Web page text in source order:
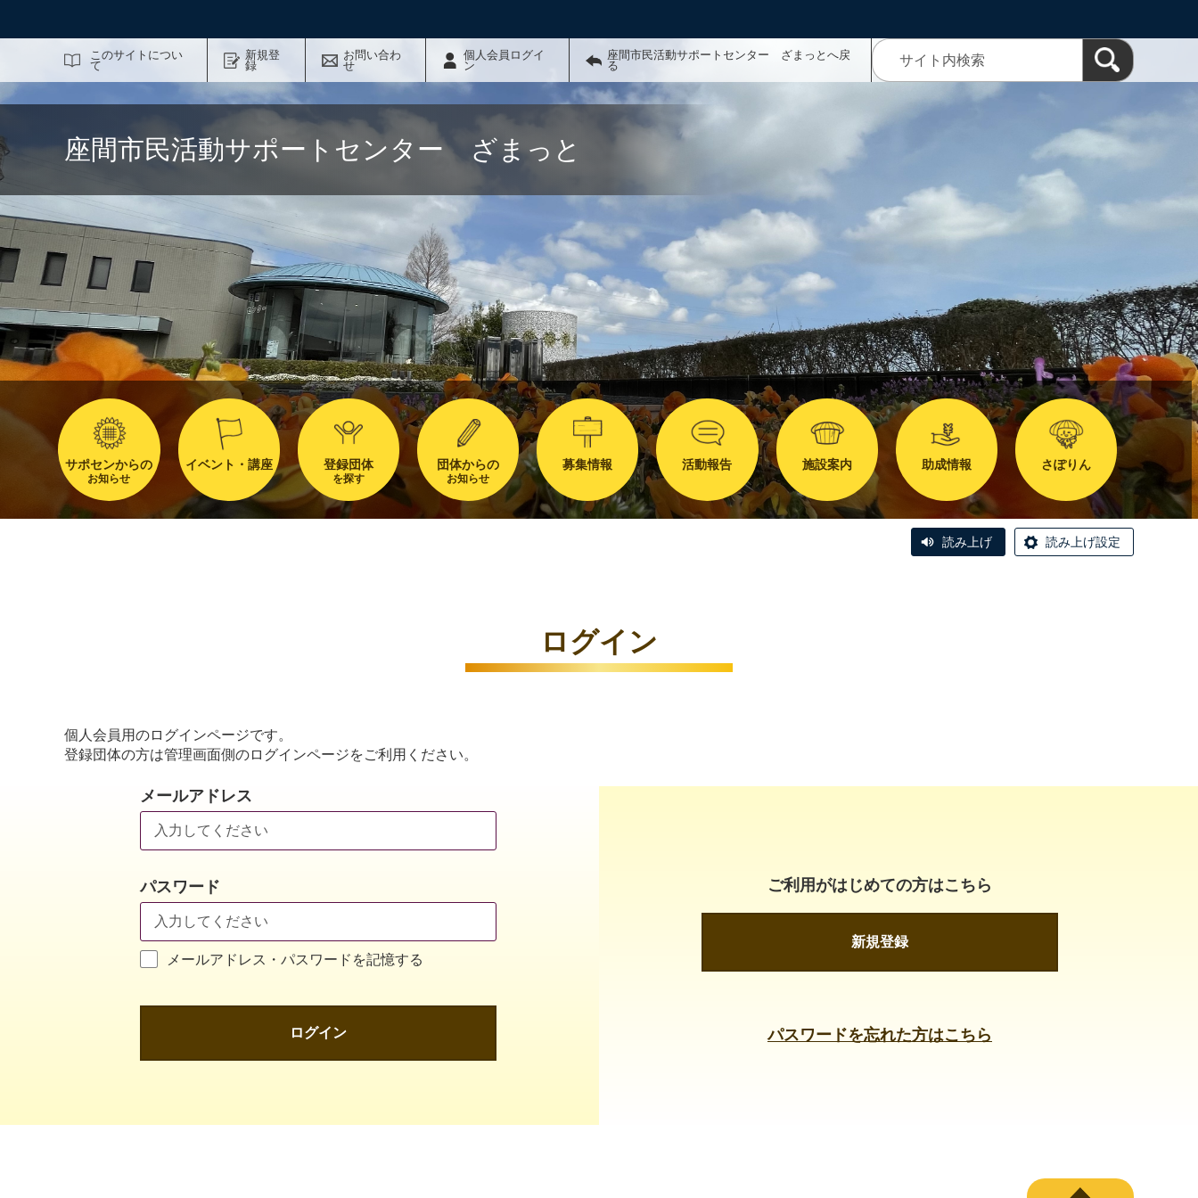
このサイトについ
て
新規登
録
お問い合わ
せ
個人会員ログイ
ン
座間市民活動サポートセンター ざまっとへ戻
る
座間市民活動サポートセンター ざまっと
サポセンからの
お知らせ
イベント・講座 登録団体
を探す
団体からの
お知らせ
募集情報 活動報告 施設案内 助成情報 さぽりん
読み上げ 読み上げ設定
ログイン
個人会員用のログインページです。
登録団体の方は管理画面側のログインページをご利用ください。
メールアドレス
パスワード
メールアドレス・パスワードを記憶する
ログイン
ご利用がはじめての方はこちら
新規登録
パスワードを忘れた方はこちら